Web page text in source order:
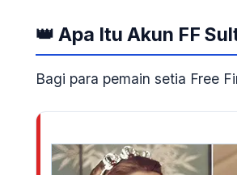
👑 Apa Itu Akun FF
Bagi para pemain setia Free